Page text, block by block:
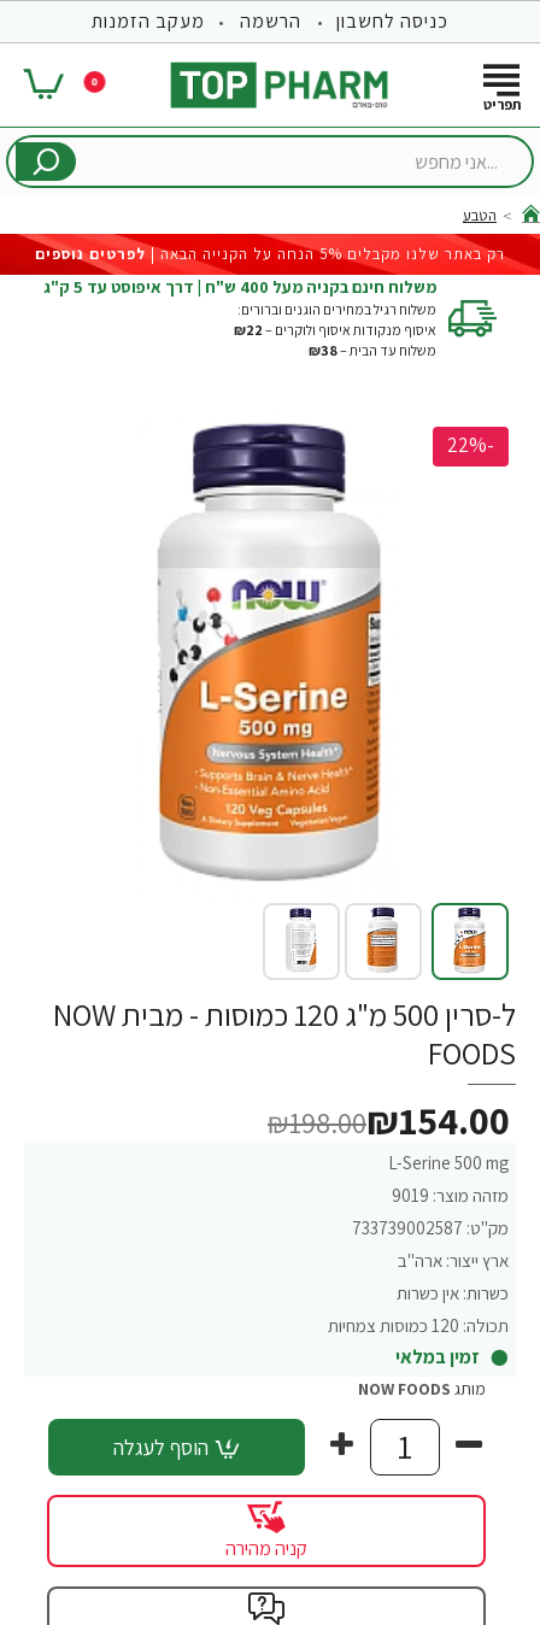
כניסה לחשבון הרשמה מעקב הזמנות
0
...אני
home
הטבע
רק באתר שלנו מקבלים 5% הנחה על הקנייה הבאה |
לפרטים נוספים
משלוח חינם בקניה מעל 400 ש"ח | דרך איפוסט עד 5 ק"ג
משלוח רגיל במחירים הוגנים וברורים:
איסוף מנקודות איסוף ולוקרים – ₪22
משלוח עד הבית –₪38
-22%
ל-סרין 500 מ"ג 120 כמוסות - מבית NOW
FOODS
L-Serine 500 mg
מזהה מוצר: 9019
מק"ט: 733739002587
ארץ ייצור: ארה"ב
כשרות: אין כשרות
תכולה: 120 כמוסות צמחיות
זמין במלאי
₪154.00
₪198.00
מותג NOW FOODS
הוסף לעגלה
קניה מהירה